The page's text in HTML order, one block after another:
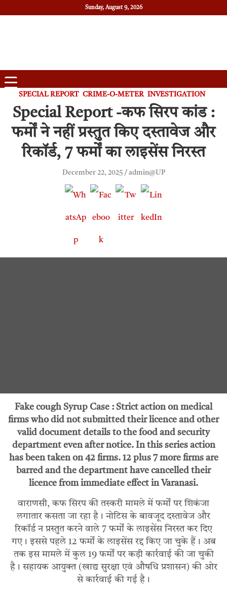
Sunday, August 9, 2026
SPECIAL REPORT CRIME-O-METER INVESTIGATION
Special Report -कफ सिरप कांड :
फर्मों ने नहीं प्रस्तुत किए दस्तावेज और
रिकॉर्ड, 7 फर्मों का लाइसेंस निरस्त
December 22, 2025 admin@UP
Fake cough Syrup Case : Strict action on medical
firms who did not submitted their licence and other
valid document details to the food and security
department even after notice. In this series action
has been taken on 42 firms. 12 plus 7 more firms are
barred and the department have cancelled their
licence from immediate effect in Varanasi.
वाराणसी, कफ सिरप की तस्करी मामले में फर्मों पर शिकंजा
लगातार कसता जा रहा है। नोटिस के बावजूद दस्तावेज और
रिकॉर्ड न प्रस्तुत करने वाले 7 फर्मों के लाइसेंस निरस्त कर दिए
गए। इससे पहले 12 फर्मों के लाइसेंस रद्द किए जा चुके हैं। अब
तक इस मामले में कुल 19 फर्मों पर कड़ी कार्रवाई की जा चुकी
है। सहायक आयुक्त (खाद्य सुरक्षा एवं औषधि प्रशासन) की ओर
से कार्रवाई की गई है।